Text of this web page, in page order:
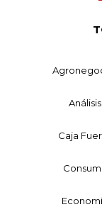
Análisis
Caja